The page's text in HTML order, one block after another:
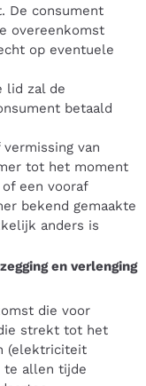
De consument
overeenkomst
op eventuele
lid zal de
betaald
van
tot het moment
een vooraf
bekend gemaakte
anders is
en verlenging
die voor
strekt tot het
(elektriciteit
te allen tijde